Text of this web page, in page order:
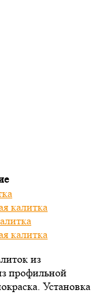
из
профильной
Установка